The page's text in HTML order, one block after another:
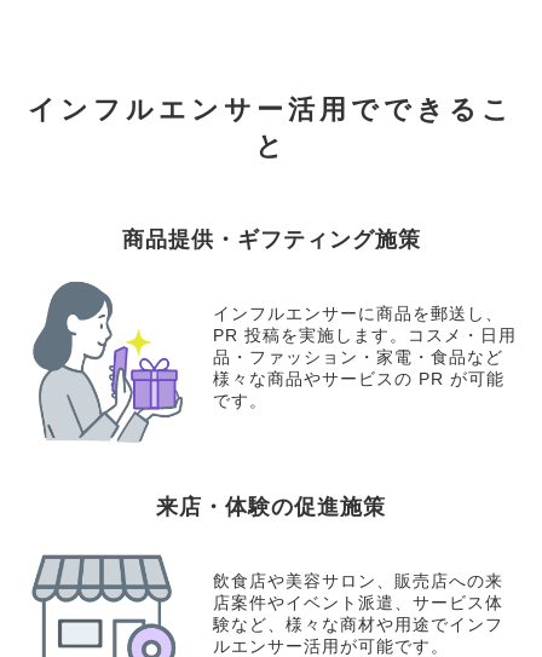
インフルエンサー活用でできるこ
と
商品提供・ギフティング施策
インフルエンサーに商品を郵送し、
PR 投稿を実施します。コスメ・日用
品・ファッション・家電・食品など
様々な商品やサービスの PR が可能
です。
来店・体験の促進施策
飲食店や美容サロン、販売店への来
店案件やイベント派遣、サービス体
験など、様々な商材や用途でインフ
ルエンサー活用が可能です。